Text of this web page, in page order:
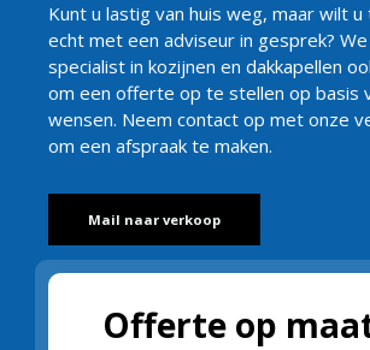
Kunt u lastig van huis weg, maar wilt u
echt met een adviseur in gesprek?
specialist in kozijnen en dakkapellen
om een offerte op te stellen op basis
wensen. Neem contact op met onze
om een afspraak te maken.
Mail naar verkoop
Offerte op